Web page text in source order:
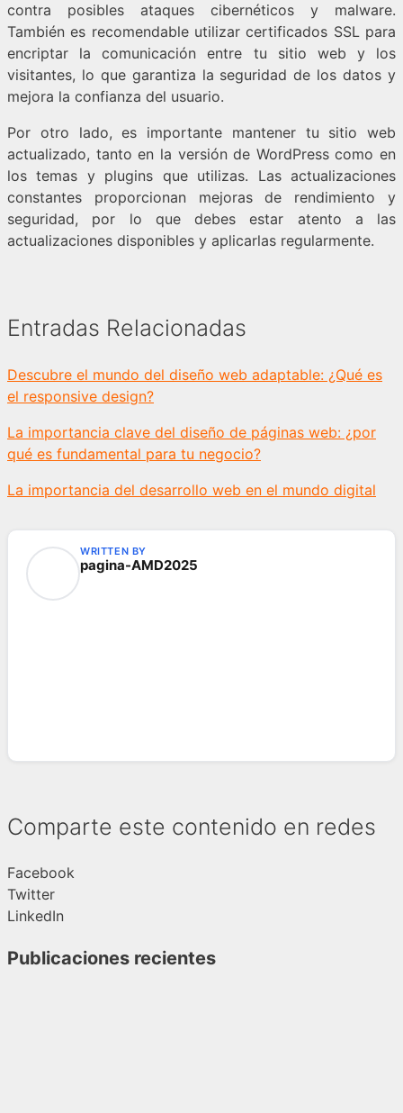
contra posibles ataques cibernéticos y malware.
También es recomendable utilizar certificados SSL para
encriptar la comunicación entre tu sitio web y los
visitantes, lo que garantiza la seguridad de los datos y
mejora la confianza del usuario.
Por otro lado, es importante mantener tu sitio web
actualizado, tanto en la versión de WordPress como en
los temas y plugins que utilizas. Las actualizaciones
constantes proporcionan mejoras de rendimiento y
seguridad, por lo que debes estar atento a las
actualizaciones disponibles y aplicarlas regularmente.
Entradas Relacionadas
Descubre el mundo del diseño web adaptable: ¿Qué es
el responsive design?
La importancia clave del diseño de páginas web: ¿por
qué es fundamental para tu negocio?
La importancia del desarrollo web en el mundo digital
WRITTEN BY
pagina-AMD2025
Comparte este contenido en redes
Facebook
Twitter
LinkedIn
Publicaciones recientes